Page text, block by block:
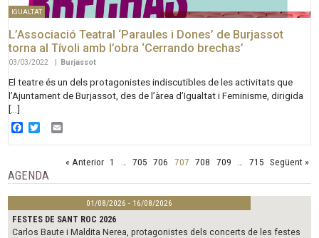
IGUALTAT
L’Associació Teatral ‘Paraules i Dones’ de Burjassot
torna al Tívoli amb l’obra ‘Cerrando brechas’
03/03/2022 | Burjassot
El teatre és un dels protagonistes indiscutibles de les activitats que
l’Ajuntament de Burjassot, des de l’àrea d’Igualtat i Feminisme, dirigida
[…]
Facebook
Twitter
« Anterior 1 705 706 707 708 709 715 Següent »
AGENDA
01/08/2026 - 16/08/2026
FESTES DE SANT ROC 2026
Carlos Baute i Maldita Nerea, protagonistes dels concerts de les festes